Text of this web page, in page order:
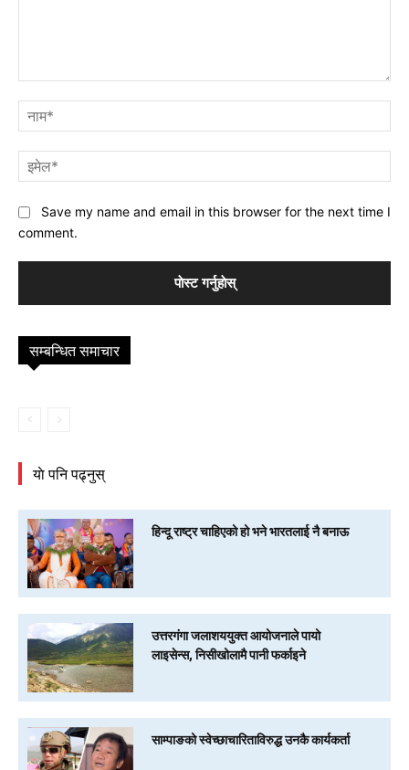
Save my name and email in this browser for the next time I
comment.
सम्बन्धित समाचार
याे पनि पढ्नुस्
हिन्दू राष्ट्र चाहिएको हो भने भारतलाई नै बनाऊ
उत्तरगंगा जलाशययुक्त आयोजनाले पायो
लाइसेन्स, निसीखोलामै पानी फर्काइने
साम्पाङको स्वेच्छाचारिताविरुद्ध उनकै कार्यकर्ता